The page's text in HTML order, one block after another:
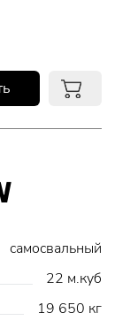
самосвальный
22 м.куб
19 650 кг